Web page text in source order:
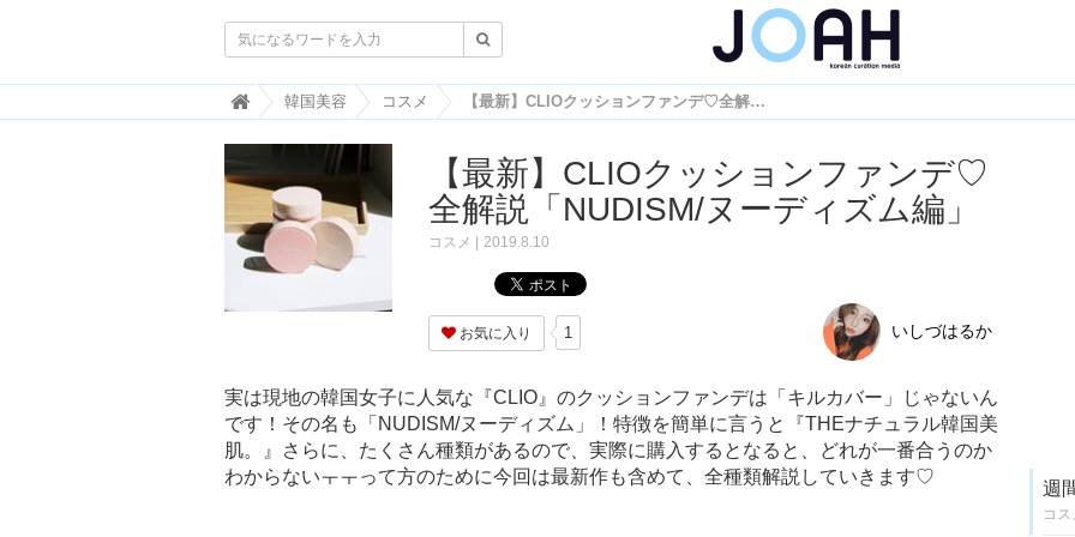
韓
国
ト
ン
情
報
・
J
A
H
韓国美容 コスメ 【最新】CLIOクッションファンデ♡全解説「NUDISM/ヌーディズム編」
【最新】CLIOクッションファンデ♡
全解説「NUDISM/ヌーディズム編」
コスメ 2019.8.10
お気に入り 1 いしづはるか
実は現地の韓国女子に人気な『CLIO』のクッションファンデは「キルカバー」じゃないん
です！その名も「NUDISM/ヌーディズム」！特徴を簡単に言うと『THEナチュラル韓国美
肌。』さらに、たくさん種類があるので、実際に購入するとなると、どれが一番合うのか
わからないㅜㅜって方のために今回は最新作も含めて、全種類解説していきます♡
週
コ